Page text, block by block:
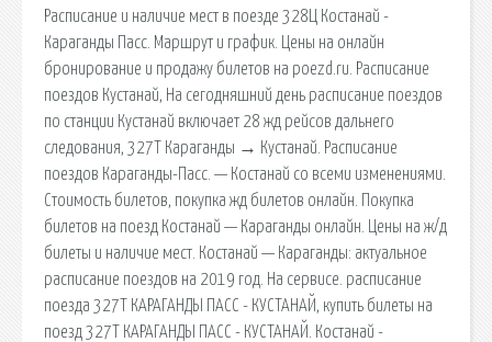
Расписание и наличие мест в поезде 328Ц Костанай -
Караганды Пасс. Маршрут и график. Цены на онлайн
бронирование и продажу билетов на poezd.ru. Расписание
поездов Кустанай, На сегодняшний день расписание поездов
по станции Кустанай включает 28 жд рейсов дальнего
следования, 327Т Караганды → Кустанай. Расписание
поездов Караганды-Пасс. — Костанай со всеми изменениями.
Стоимость билетов, покупка жд билетов онлайн. Покупка
билетов на поезд Костанай — Караганды онлайн. Цены на ж/д
билеты и наличие мест. Костанай — Караганды: актуальное
расписание поездов на 2019 год. На сервисе. расписание
поезда 327Т КАРАГАНДЫ ПАСС - КУСТАНАЙ, купить билеты на
поезд 327Т КАРАГАНДЫ ПАСС - КУСТАНАЙ. Костанай -